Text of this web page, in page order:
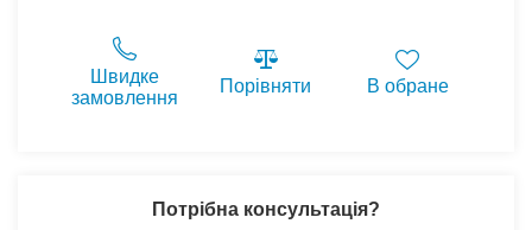
Швидке
замовлення
Порівняти В обране
Потрібна консультація?